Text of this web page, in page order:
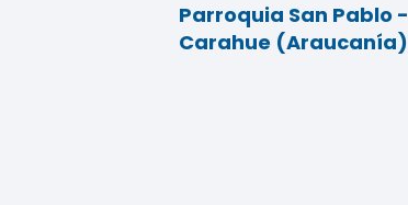
Parroquia San Pablo -
Carahue (Araucanía)